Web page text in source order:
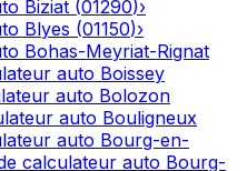
Biziat (01290)›
Blyes (01150)›
Bohas-Meyriat-Rignat
auto Boissey
auto Bolozon
auto Bouligneux
auto Bourg-en-
calculateur auto Bourg-